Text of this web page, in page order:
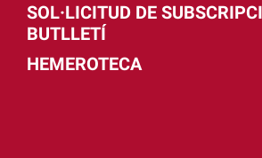
SOL·LICITUD DE
BUTLLETÍ
HEMEROTECA